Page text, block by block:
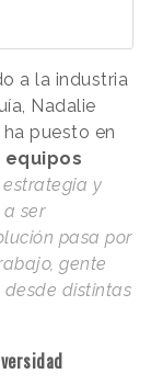
a la industria
Nadalie
puesto en
y
ser
pasa por
gente
distintas